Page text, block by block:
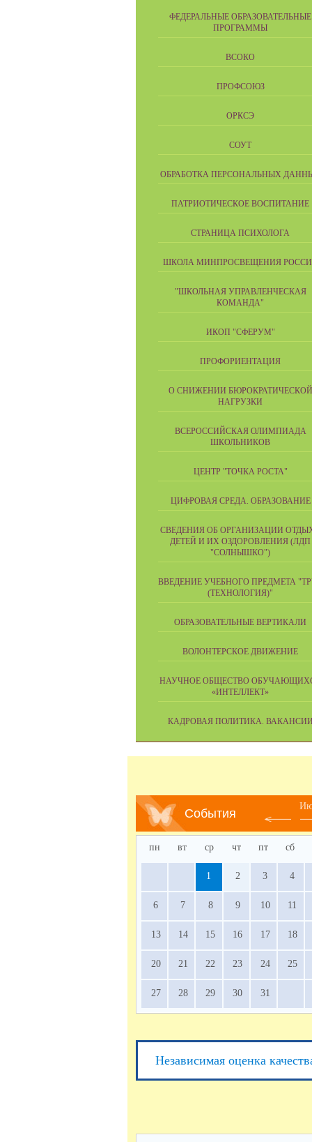
ФЕДЕРАЛЬНЫЕ ОБРАЗОВАТЕЛЬНЫЕ
ПРОГРАММЫ
ВСОКО
ПРОФСОЮЗ
ОРКСЭ
СОУТ
ОБРАБОТКА ПЕРСОНАЛЬНЫХ
ПАТРИОТИЧЕСКОЕ ВОСПИТАНИЕ
СТРАНИЦА ПСИХОЛОГА
ШКОЛА МИНПРОСВЕЩЕНИЯ
"ШКОЛЬНАЯ УПРАВЛЕНЧЕСКАЯ
КОМАНДА"
ИКОП "СФЕРУМ"
ПРОФОРИЕНТАЦИЯ
О СНИЖЕНИИ БЮРОКРАТИЧЕСКОЙ
НАГРУЗКИ
ВСЕРОССИЙСКАЯ ОЛИМПИАДА
ШКОЛЬНИКОВ
ЦЕНТР "ТОЧКА РОСТА"
ЦИФРОВАЯ СРЕДА. ОБРАЗОВАНИЕ
СВЕДЕНИЯ ОБ ОРГАНИЗАЦИИ
ДЕТЕЙ И ИХ ОЗДОРОВЛЕНИЯ (ЛДП
"СОЛНЫШКО")
ВВЕДЕНИЕ УЧЕБНОГО ПРЕДМЕТА
(ТЕХНОЛОГИЯ)"
ОБРАЗОВАТЕЛЬНЫЕ ВЕРТИКАЛИ
ВОЛОНТЕРСКОЕ ДВИЖЕНИЕ
НАУЧНОЕ ОБЩЕСТВО
«ИНТЕЛЛЕКТ»
КАДРОВАЯ ПОЛИТИКА.
События
пн вт ср чт пт сб
1 2 3 4
6 7 8 9 10 11
13 14 15 16 17 18
20 21 22 23 24 25
27 28 29 30 31
Независимая оценка